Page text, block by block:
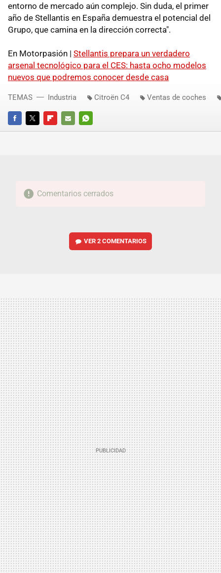
entorno de mercado aún complejo. Sin duda, el primer
año de Stellantis en España demuestra el potencial del
Grupo, que camina en la dirección correcta".
En Motorpasión | Stellantis prepara un verdadero
arsenal tecnológico para el CES: hasta ocho modelos
nuevos que podremos conocer desde casa
FACEBOOKTWITTERFLIPBOARD
E-
WHATSAPP
TEMAS Industria Citroën C4 Ventas de coches
Comentarios cerrados
VER2 COMENTARIOS